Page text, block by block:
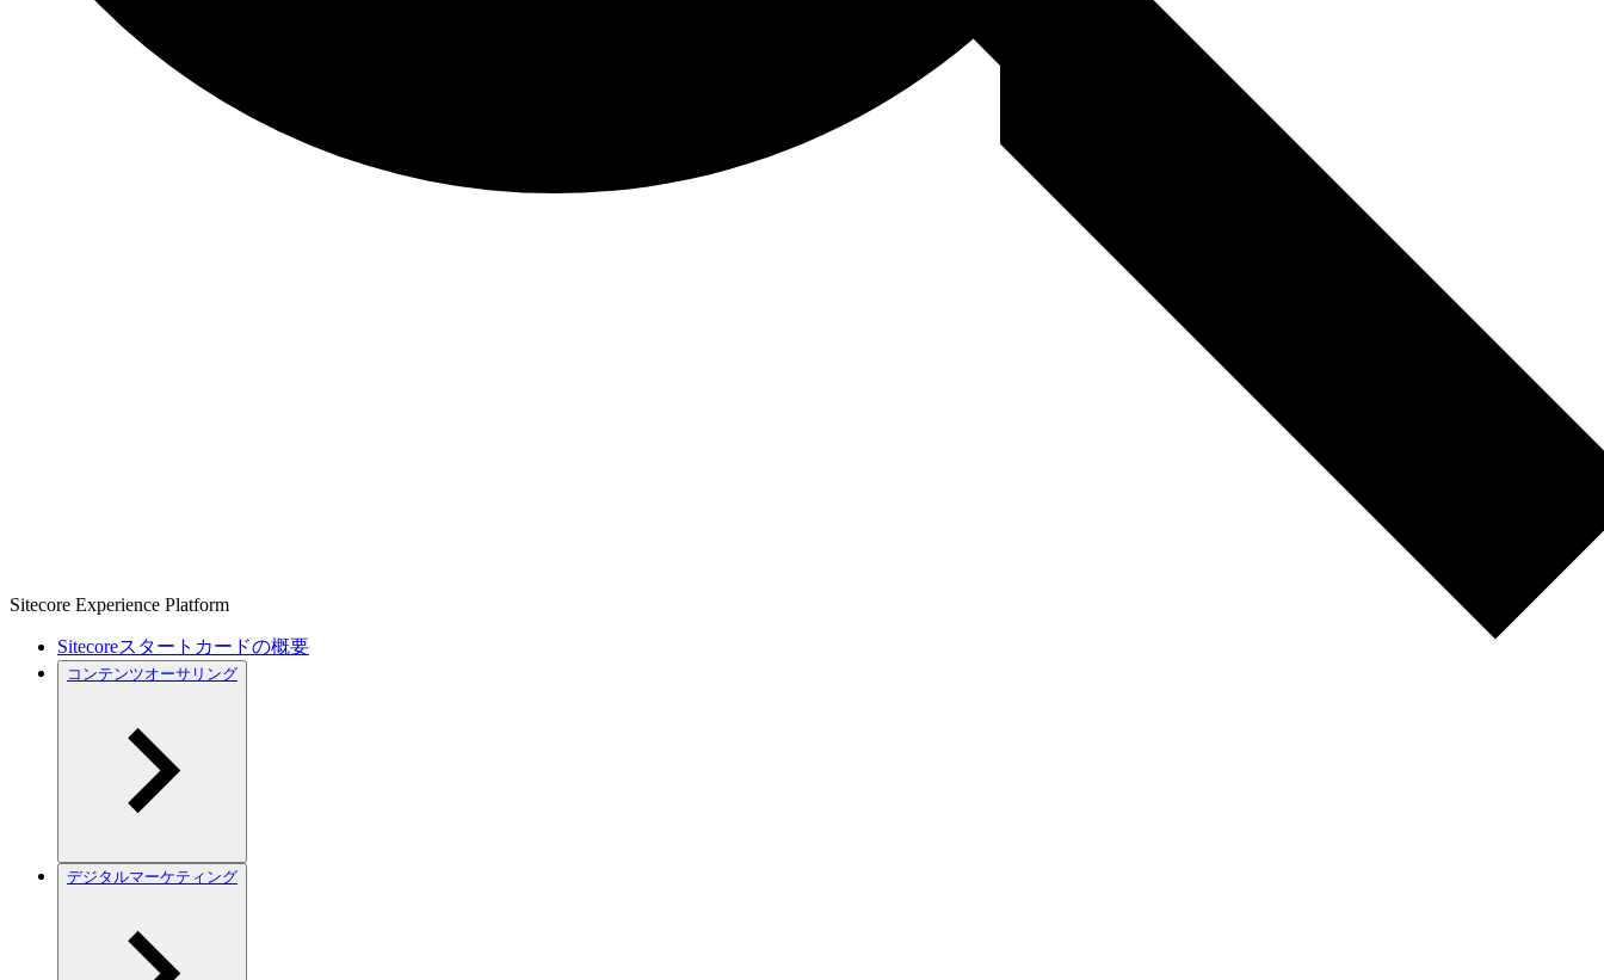
Sitecore Experience Platform
Sitecoreスタートカードの概要
コンテンツオーサリング
デジタルマーケティング